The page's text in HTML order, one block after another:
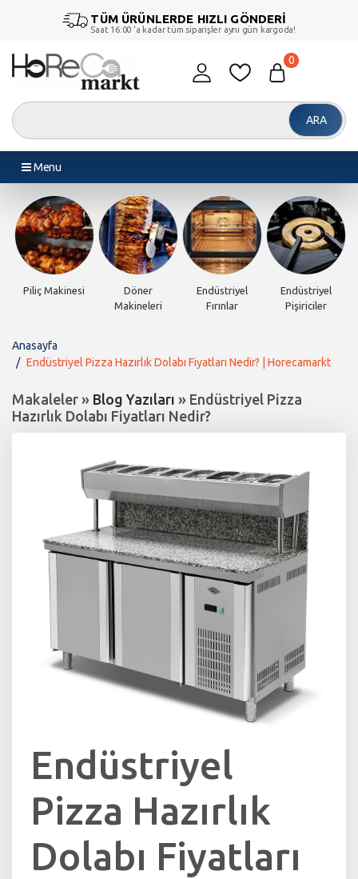
TÜM ÜRÜNLERDE HIZLI GÖNDERİ
Saat 16:00 ‘a kadar tüm siparişler aynı gün kargoda!
ARA
0
Menu
Piliç Makinesi
Döner
Makineleri
Endüstriyel
Fırınlar
Endüstriyel
Pişiriciler
Anasayfa
Endüstriyel Pizza Hazırlık Dolabı Fiyatları Nedir? | Horecamarkt
Makaleler » Blog Yazıları » Endüstriyel Pizza
Hazırlık Dolabı Fiyatları Nedir?
Endüstriyel
Pizza Hazırlık
Dolabı Fiyatları